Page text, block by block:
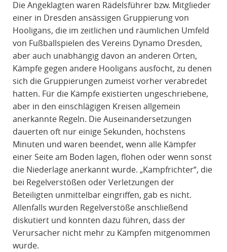
Die Angeklagten waren Rädelsführer bzw. Mitglieder
einer in Dresden ansässigen Gruppierung von
Hooligans, die im zeitlichen und räumlichen Umfeld
von Fußballspielen des Vereins Dynamo Dresden,
aber auch unabhängig davon an anderen Orten,
Kämpfe gegen andere Hooligans ausfocht, zu denen
sich die Gruppierungen zumeist vorher verabredet
hatten. Für die Kämpfe existierten ungeschriebene,
aber in den einschlägigen Kreisen allgemein
anerkannte Regeln. Die Auseinandersetzungen
dauerten oft nur einige Sekunden, höchstens
Minuten und waren beendet, wenn alle Kämpfer
einer Seite am Boden lagen, flohen oder wenn sonst
die Niederlage anerkannt wurde. „Kampfrichter“, die
bei Regelverstößen oder Verletzungen der
Beteiligten unmittelbar eingriffen, gab es nicht.
Allenfalls wurden Regelverstöße anschließend
diskutiert und konnten dazu führen, dass der
Verursacher nicht mehr zu Kämpfen mitgenommen
wurde.